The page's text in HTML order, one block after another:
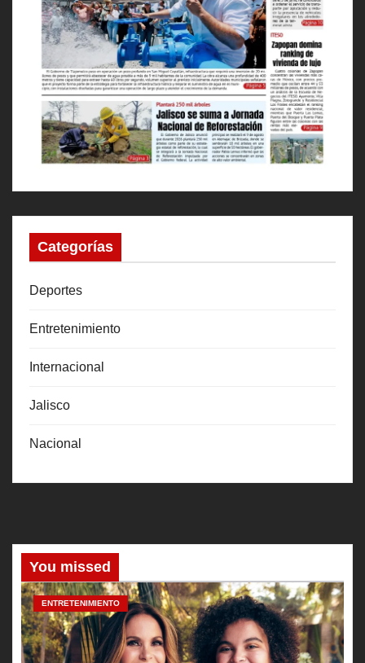
Categorías
Deportes
Entretenimiento
Internacional
Jalisco
Nacional
You missed
ENTRETENIMIENTO